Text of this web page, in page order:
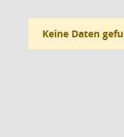
Keine Daten